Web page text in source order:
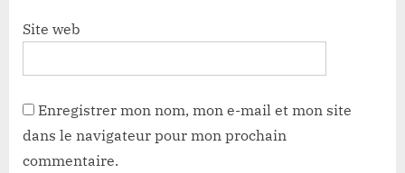
Site web
Enregistrer mon nom, mon e-mail et mon site
dans le navigateur pour mon prochain
commentaire.